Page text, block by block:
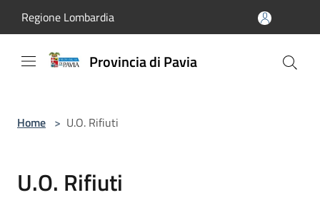
Regione Lombardia
Provincia di Pavia
Home > U.O. Rifiuti
U.O. Rifiuti